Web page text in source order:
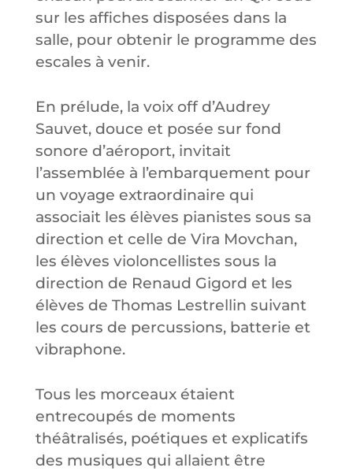
sur les affiches disposées dans la
salle, pour obtenir le programme des
escales à venir.
En prélude, la voix off d’Audrey
Sauvet, douce et posée sur fond
sonore d’aéroport, invitait
l’assemblée à l’embarquement pour
un voyage extraordinaire qui
associait les élèves pianistes sous sa
direction et celle de Vira Movchan,
les élèves violoncellistes sous la
direction de Renaud Gigord et les
élèves de Thomas Lestrellin suivant
les cours de percussions, batterie et
vibraphone.
Tous les morceaux étaient
entrecoupés de moments
théâtralisés, poétiques et explicatifs
des musiques qui allaient être